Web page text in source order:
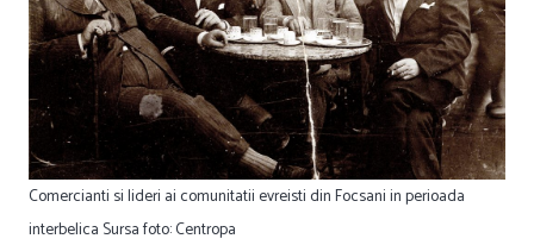
Comercianti si lideri ai comunitatii evreisti din Focsani in perioada
interbelica Sursa foto: Centropa